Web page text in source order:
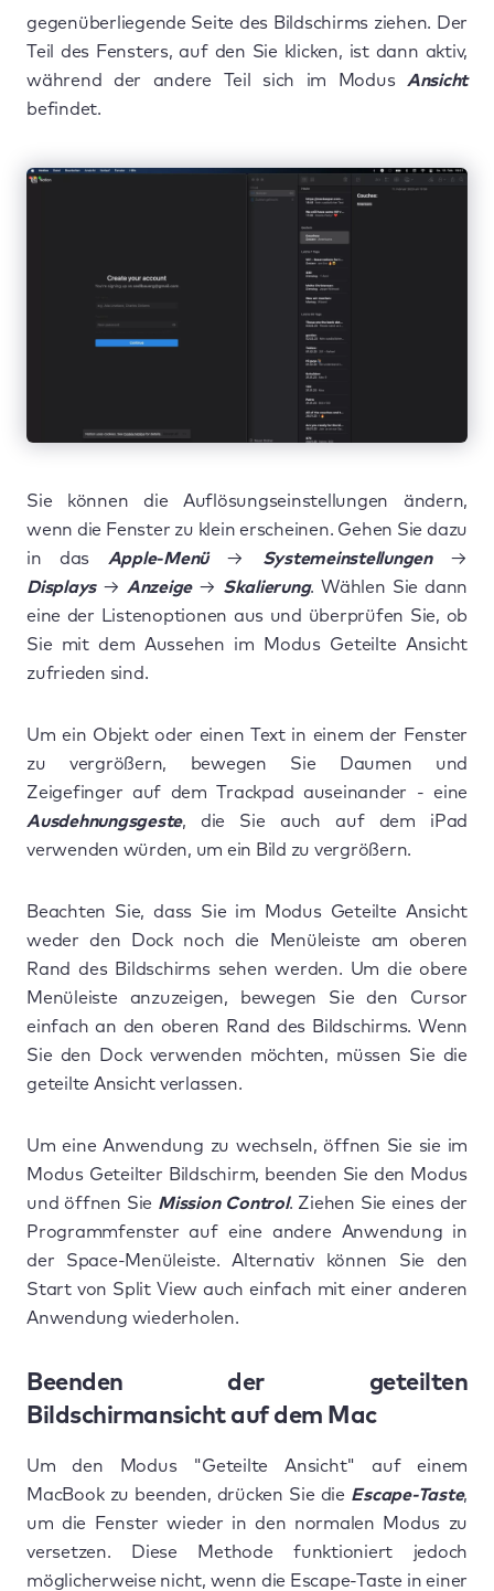
gegenüberliegende Seite des Bildschirms ziehen. Der
Teil des Fensters, auf den Sie klicken, ist dann aktiv,
während der andere Teil sich im Modus Ansicht
befindet.
Sie können die Auflösungseinstellungen ändern,
wenn die Fenster zu klein erscheinen. Gehen Sie dazu
in das Apple-Menü→ Systemeinstellungen →
Displays → Anzeige → Skalierung. Wählen Sie dann
eine der Listenoptionen aus und überprüfen Sie, ob
Sie mit dem Aussehen im Modus Geteilte Ansicht
zufrieden sind.
Um ein Objekt oder einen Text in einem der Fenster
zu vergrößern, bewegen Sie Daumen und
Zeigefinger auf dem Trackpad auseinander - eine
Ausdehnungsgeste, die Sie auch auf dem iPad
verwenden würden, um ein Bild zu vergrößern.
Beachten Sie, dass Sie im Modus Geteilte Ansicht
weder den Dock noch die Menüleiste am oberen
Rand des Bildschirms sehen werden. Um die obere
Menüleiste anzuzeigen, bewegen Sie den Cursor
einfach an den oberen Rand des Bildschirms. Wenn
Sie den Dock verwenden möchten, müssen Sie die
geteilte Ansicht verlassen.
Um eine Anwendung zu wechseln, öffnen Sie sie im
Modus Geteilter Bildschirm, beenden Sie den Modus
und öffnen Sie Mission Control. Ziehen Sie eines der
Programmfenster auf eine andere Anwendung in
der Space-Menüleiste. Alternativ können Sie den
Start von Split View auch einfach mit einer anderen
Anwendung wiederholen.
Beenden der geteilten
Bildschirmansicht auf dem Mac
Um den Modus "Geteilte Ansicht" auf einem
MacBook zu beenden, drücken Sie die Escape-Taste,
um die Fenster wieder in den normalen Modus zu
versetzen. Diese Methode funktioniert jedoch
möglicherweise nicht, wenn die Escape-Taste in einer